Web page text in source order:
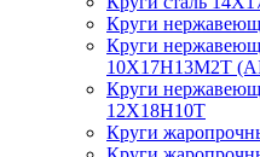
Круги
Круги
10Х17Н13М2Т
Круги
12Х18Н10Т
Круги